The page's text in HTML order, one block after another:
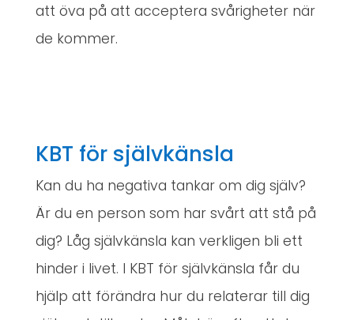
att öva på att acceptera svårigheter när
de kommer.
KBT för självkänsla
Kan du ha negativa tankar om dig själv?
Är du en person som har svårt att stå på
dig? Låg självkänsla kan verkligen bli ett
hinder i livet. I KBT för självkänsla får du
hjälp att förändra hur du relaterar till dig